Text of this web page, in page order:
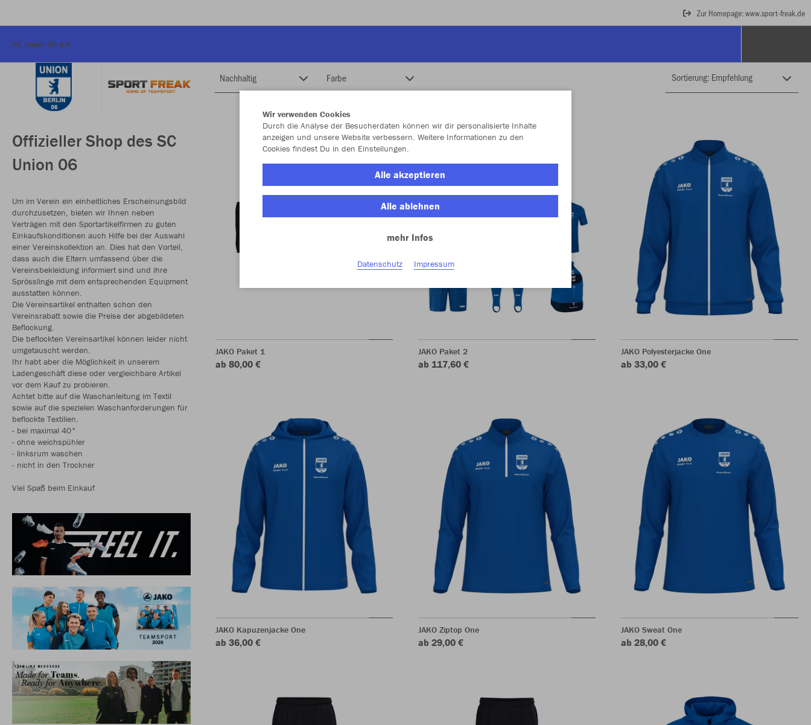
Zur Homepage: www.sport-freak.de
SC Union 06 e.V.
Offizieller Shop des SC
Union 06
Um im Verein ein einheitliches Erscheinungsbild
durchzusetzen, bieten wir Ihnen neben
Verträgen mit den Sportartikelfirmen zu guten
Einkaufskonditionen auch Hilfe bei der Auswahl
einer Vereinskollektion an. Dies hat den Vorteil,
dass auch die Eltern umfassend über die
Vereinsbekleidung informiert sind und ihre
Sprösslinge mit dem entsprechenden Equipment
ausstatten können.
Die Vereinsartikel enthalten schon den
Vereinsrabatt sowie die Preise der abgebildeten
Beflockung.
Die beflockten Vereinsartikel können leider nicht
umgetauscht werden.
Ihr habt aber die Möglichkeit in unserem
Ladengeschäft diese oder vergleichbare Artikel
vor dem Kauf zu probieren.
Achtet bitte auf die Waschanleitung im Textil
sowie auf die spezielen Waschanforderungen für
beflockte Textilien.
- bei maximal 40°
- ohne weichspühler
- linksrum waschen
- nicht in den Trockner
Viel Spaß beim Einkauf
Nachhaltig Farbe
JAKO Paket 1
ab 80,00 €
JAKO Paket 2
ab 117,60 €
JAKO Polyesterjacke One
ab 33,00 €
JAKO Kapuzenjacke One
ab 36,00 €
JAKO Ziptop One
ab 29,00 €
JAKO Sweat One
ab 28,00 €
Wir verwenden Cookies
Durch die Analyse der Besucherdaten können wir dir personalisierte Inhalte
anzeigen und unsere Website verbessern. Weitere Informationen zu den
Cookies findest Du in den Einstellungen.
Alle akzeptieren
Alle ablehnen
mehr Infos
Datenschutz Impressum